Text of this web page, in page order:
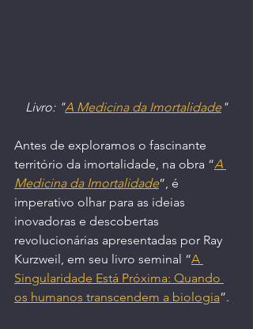
Livro: "A Medicina da Imortalidade "
Antes de exploramos o fascinante
território da imortalidade, na obra “A
Medicina da Imortalidade”, é
imperativo olhar para as ideias
inovadoras e descobertas
revolucionárias apresentadas por Ray
Kurzweil, em seu livro seminal “A
Singularidade Está Próxima: Quando
os humanos transcendem a biologia”.